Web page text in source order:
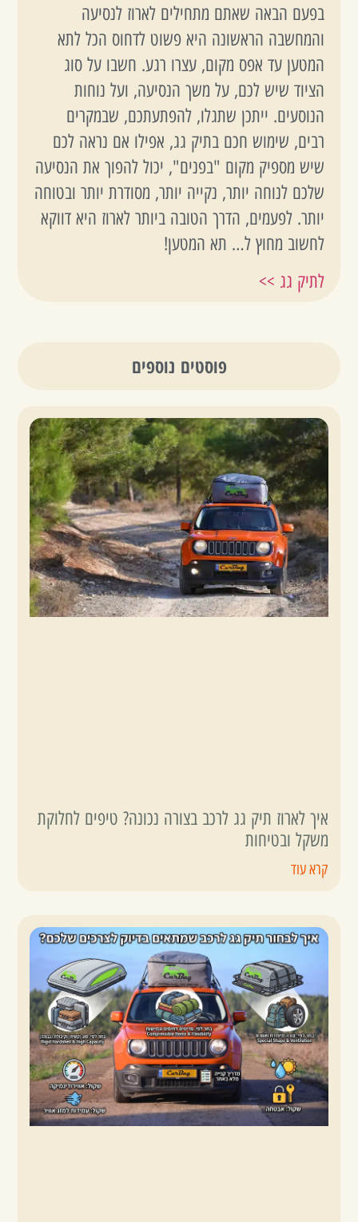
בפעם הבאה שאתם מתחילים לארוז לנסיעה
והמחשבה הראשונה היא פשוט לדחוס הכל לתא
המטען עד אפס מקום, עצרו רגע. חשבו על סוג
הציוד שיש לכם, על משך הנסיעה, ועל נוחות
הנוסעים. ייתכן שתגלו, להפתעתכם, שבמקרים
רבים, שימוש חכם בתיק גג, אפילו אם נראה לכם
שיש מספיק מקום "בפנים", יכול להפוך את הנסיעה
שלכם לנוחה יותר, נקייה יותר, מסודרת יותר ובטוחה
יותר. לפעמים, הדרך הטובה ביותר לארוז היא דווקא
לחשוב מחוץ ל… תא המטען!
לתיק גג >>
פוסטים נוספים
איך לארוז תיק גג לרכב בצורה נכונה? טיפים לחלוקת
משקל ובטיחות
קרא עוד